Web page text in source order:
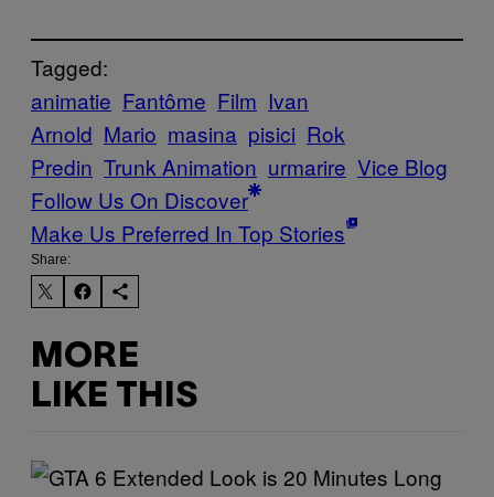
Tagged:
animatie Fantôme Film Ivan
Arnold Mario masina pisici Rok
Predin Trunk Animation urmarire Vice Blog
Follow Us On Discover
Make Us Preferred In Top Stories
Share:
MORE
LIKE THIS